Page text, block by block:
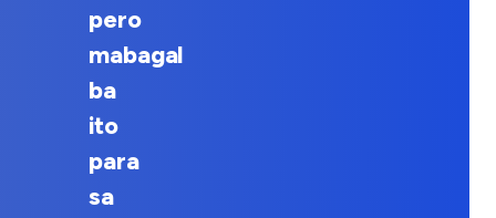
pero
mabagal
ba
ito
para
sa